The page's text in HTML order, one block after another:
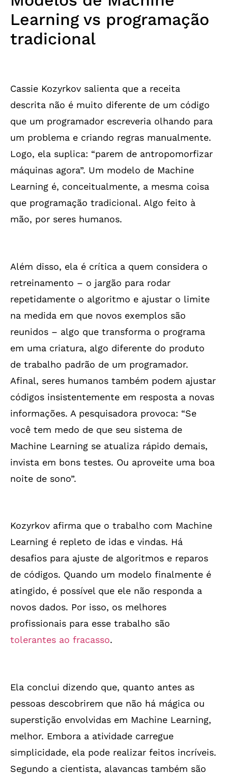
Learning vs programação
tradicional
Cassie Kozyrkov salienta que a receita
descrita não é muito diferente de um código
que um programador escreveria olhando para
um problema e criando regras manualmente.
Logo, ela suplica: “parem de antropomorfizar
máquinas agora”. Um modelo de Machine
Learning é, conceitualmente, a mesma coisa
que programação tradicional. Algo feito à
mão, por seres humanos.
Além disso, ela é crítica a quem considera o
retreinamento – o jargão para rodar
repetidamente o algoritmo e ajustar o limite
na medida em que novos exemplos são
reunidos – algo que transforma o programa
em uma criatura, algo diferente do produto
de trabalho padrão de um programador.
Afinal, seres humanos também podem ajustar
códigos insistentemente em resposta a novas
informações. A pesquisadora provoca: “Se
você tem medo de que seu sistema de
Machine Learning se atualiza rápido demais,
invista em bons testes. Ou aproveite uma boa
noite de sono”.
Kozyrkov afirma que o trabalho com Machine
Learning é repleto de idas e vindas. Há
desafios para ajuste de algoritmos e reparos
de códigos. Quando um modelo finalmente é
atingido, é possível que ele não responda a
novos dados. Por isso, os melhores
profissionais para esse trabalho são
tolerantes ao fracasso.
Ela conclui dizendo que, quanto antes as
pessoas descobrirem que não há mágica ou
superstição envolvidas em Machine Learning,
melhor. Embora a atividade carregue
simplicidade, ela pode realizar feitos incríveis.
Segundo a cientista, alavancas também são